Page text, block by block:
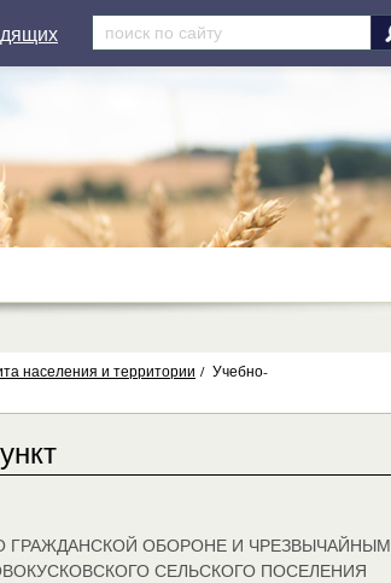
населения и территории / Учебно-
ГРАЖДАНСКОЙ ОБОРОНЕ И ЧРЕЗВЫЧАЙНЫМ
СЕЛЬСКОГО ПОСЕЛЕНИЯ